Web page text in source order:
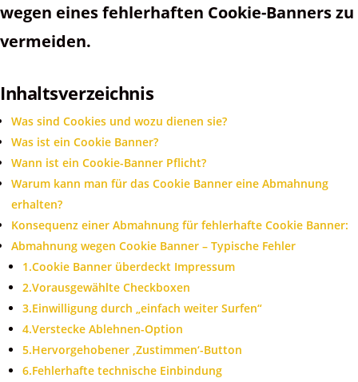
wegen eines fehlerhaften Cookie-Banners zu
vermeiden.
Inhaltsverzeichnis
Was sind Cookies und wozu dienen sie?
Was ist ein Cookie Banner?
Wann ist ein Cookie-Banner Pflicht?
Warum kann man für das Cookie Banner eine Abmahnung
erhalten?
Konsequenz einer Abmahnung für fehlerhafte Cookie Banner:
Abmahnung wegen Cookie Banner – Typische Fehler
1.Cookie Banner überdeckt Impressum
2.Vorausgewählte Checkboxen
3.Einwilligung durch „einfach weiter Surfen“
4.Verstecke Ablehnen-Option
5.Hervorgehobener ‚Zustimmen‘-Button
6.Fehlerhafte technische Einbindung